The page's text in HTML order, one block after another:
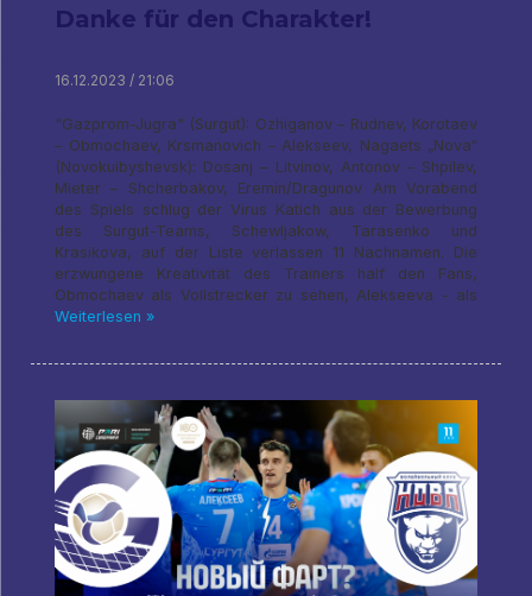
Danke für den Charakter!
16.12.2023 / 21:06
"Gazprom-Jugra" (Surgut): Ozhiganov – Rudnev, Korotaev
– Obmochaev, Krsmanovich – Alekseev, Nagaets „Nova“
(Novokuibyshevsk): Dosanj – Litvinov, Antonov – Shpilev,
Mieter – Shcherbakov, Eremin/Dragunov Am Vorabend
des Spiels schlug der Virus Katich aus der Bewerbung
des Surgut-Teams, Schewljakow, Tarasenko und
Krasikova, auf der Liste verlassen 11 Nachnamen. Die
erzwungene Kreativität des Trainers half den Fans,
Obmochaev als Vollstrecker zu sehen, Alekseeva - als
Weiterlesen »